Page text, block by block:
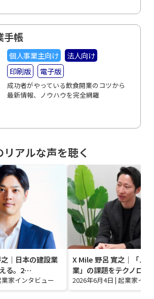
手帳
個人事業主向け
法人向け
印刷版
電子版
成功者がやっている飲食開業のコツから
最新情報、ノウハウを完全網羅
アルな声を聴く
｜日本の建設業
る。2…
家インタビュー
X Mile 野呂 寛之｜「ノ
業」の課題をテクノロ
2026年6月4日 | 起業家イン